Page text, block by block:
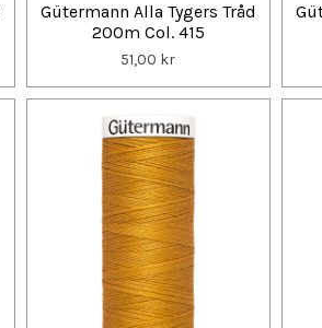
Gütermann Alla Tygers Tråd
200m Col. 415
51,00 kr